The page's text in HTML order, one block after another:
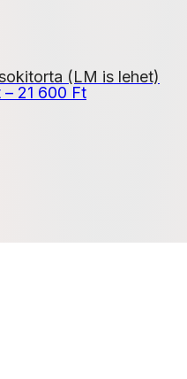
(LM is lehet)
– 21 600 FtÁrtartomány: